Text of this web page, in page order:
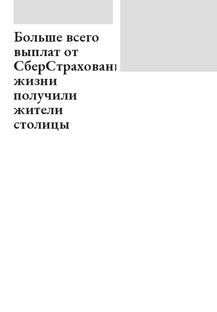
Больше всего
выплат от
СберСтрахование
жизни
получили
жители
столицы